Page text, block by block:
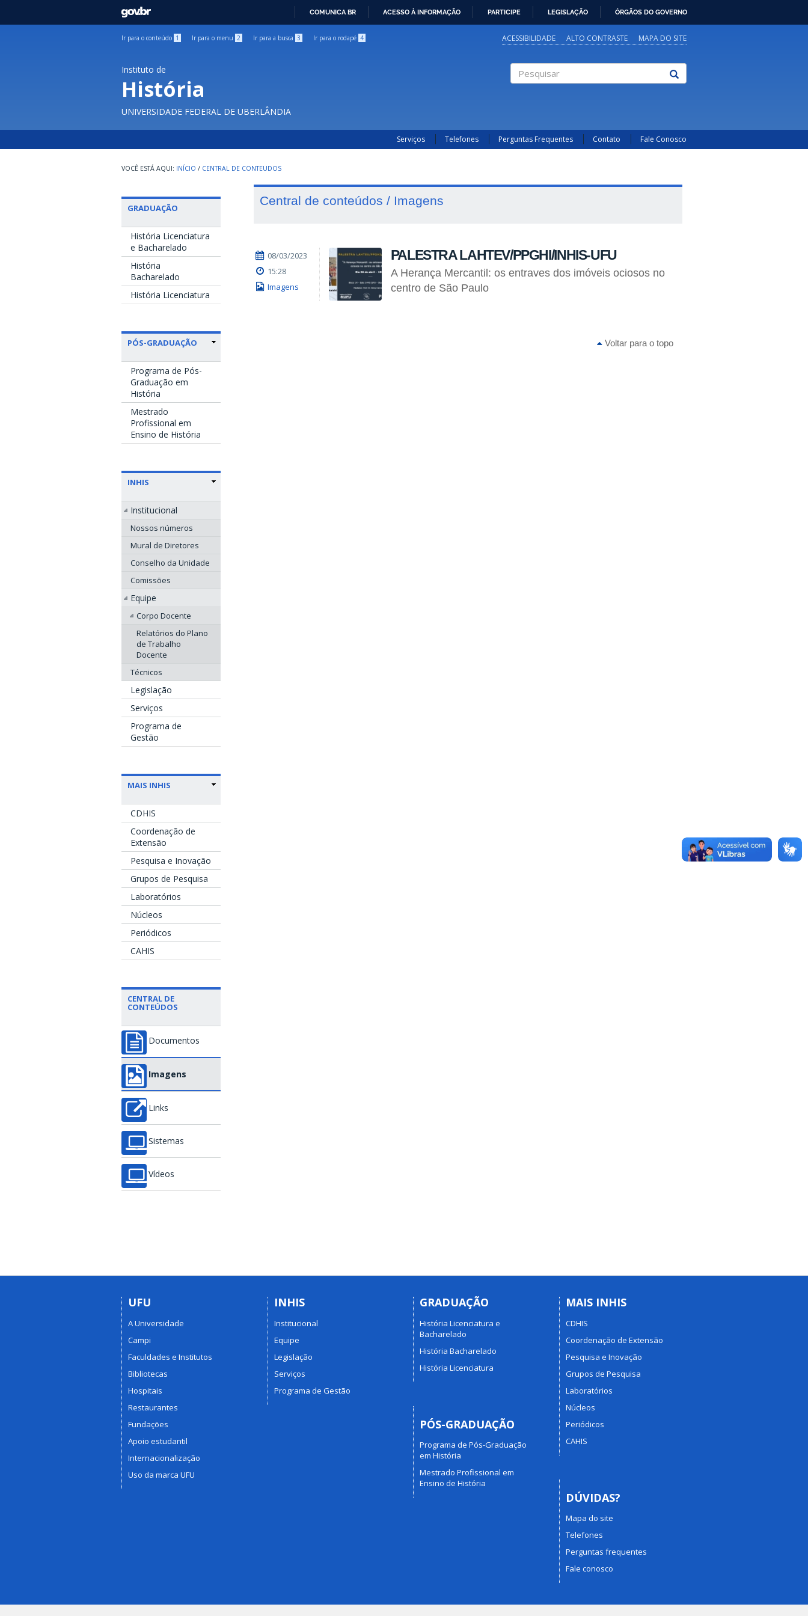
GOVBR
COMUNICA BR ACESSO À INFORMAÇÃO PARTICIPE LEGISLAÇÃO ÓRGÃOS DO GOVERNO
Ir para o conteúdo 1 Ir para o menu 2 Ir para a busca 3 Ir para o rodapé 4 ACESSIBILIDADE ALTO CONTRASTE MAPA DO SITE
Instituto de
História
UNIVERSIDADE FEDERAL DE UBERLÂNDIA
Serviços Telefones Perguntas Frequentes Contato Fale Conosco
INÍCIO / CENTRAL DE CONTEUDOS
GRADUAÇÃO
História Licenciatura
e Bacharelado
História
Bacharelado
História Licenciatura
PÓS-GRADUAÇÃO
Programa de Pós-
Graduação em
História
Mestrado
Profissional em
Ensino de História
INHIS
Institucional
Nossos números
Mural de Diretores
Conselho da Unidade
Comissões
Equipe
Corpo Docente
Relatórios do Plano
de Trabalho
Docente
Técnicos
Legislação
Serviços
Programa de
Gestão
MAIS INHIS
CDHIS
Coordenação de
Extensão
Pesquisa e Inovação
Grupos de Pesquisa
Laboratórios
Núcleos
Periódicos
CAHIS
CENTRAL DE
CONTEÚDOS
Documentos
Imagens
Links
Sistemas
Vídeos
Central de conteúdos / Imagens
08/03/2023
15:28
Imagens
PALESTRA LAHTEV/PPGHI/INHIS-UFU
A Herança Mercantil: os entraves dos imóveis ociosos no
centro de São Paulo
Voltar para o topo
UFU
A Universidade
Campi
Faculdades e Institutos
Bibliotecas
Hospitais
Restaurantes
Fundações
Apoio estudantil
Internacionalização
Uso da marca UFU
INHIS
Institucional
Equipe
Legislação
Serviços
Programa de Gestão
GRADUAÇÃO
História Licenciatura e
Bacharelado
História Bacharelado
História Licenciatura
PÓS-GRADUAÇÃO
Programa de Pós-Graduação
em História
Mestrado Profissional em
Ensino de História
MAIS INHIS
CDHIS
Coordenação de Extensão
Pesquisa e Inovação
Grupos de Pesquisa
Laboratórios
Núcleos
Periódicos
CAHIS
DÚVIDAS?
Mapa do site
Telefones
Perguntas frequentes
Fale conosco